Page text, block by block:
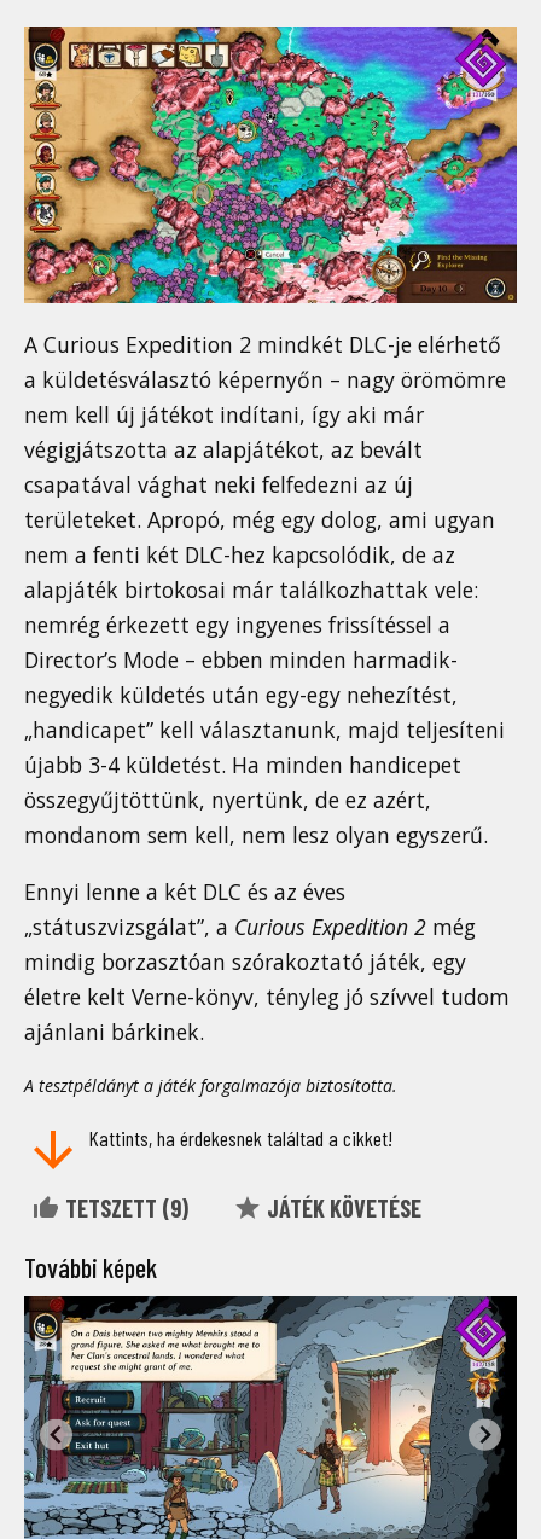
A Curious Expedition 2 mindkét DLC-je elérhető
a küldetésválasztó képernyőn – nagy örömömre
nem kell új játékot indítani, így aki már
végigjátszotta az alapjátékot, az bevált
csapatával vághat neki felfedezni az új
területeket. Apropó, még egy dolog, ami ugyan
nem a fenti két DLC-hez kapcsolódik, de az
alapjáték birtokosai már találkozhattak vele:
nemrég érkezett egy ingyenes frissítéssel a
Director’s Mode – ebben minden harmadik-
negyedik küldetés után egy-egy nehezítést,
„handicapet” kell választanunk, majd teljesíteni
újabb 3-4 küldetést. Ha minden handicepet
összegyűjtöttünk, nyertünk, de ez azért,
mondanom sem kell, nem lesz olyan egyszerű.
Ennyi lenne a két DLC és az éves
„státuszvizsgálat”, a Curious Expedition 2 még
mindig borzasztóan szórakoztató játék, egy
életre kelt Verne-könyv, tényleg jó szívvel tudom
ajánlani bárkinek.
A tesztpéldányt a játék forgalmazója biztosította.
Kattints, ha érdekesnek találtad a cikket!
TETSZETT (9) JÁTÉK KÖVETÉSE
További képek